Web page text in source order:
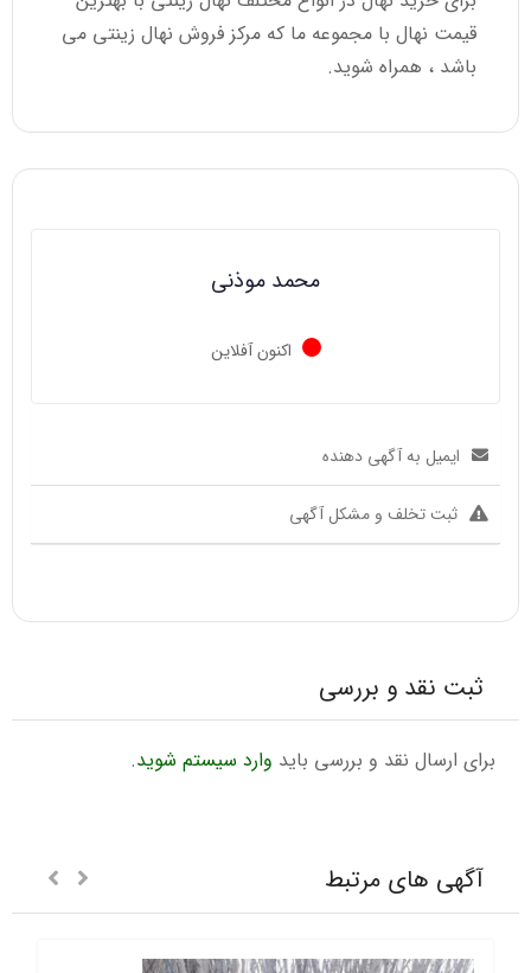
قیمت نهال با مجموعه ما که مرکز فروش نهال زینتی می
باشد ، همراه شوید.
محمد موذنی
اکنون آفلاین
ایمیل به آگهی دهنده
ثبت تخلف و مشکل آگهی
ثبت نقد و بررسی
برای ارسال نقد و بررسی باید وارد سیستم شوید.
آگهی های مرتبط